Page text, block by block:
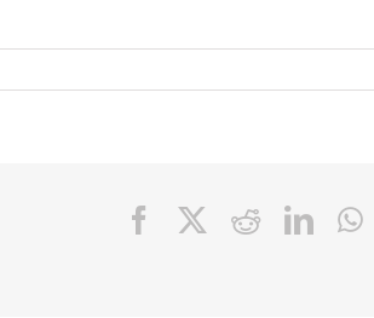
FacebookReddit